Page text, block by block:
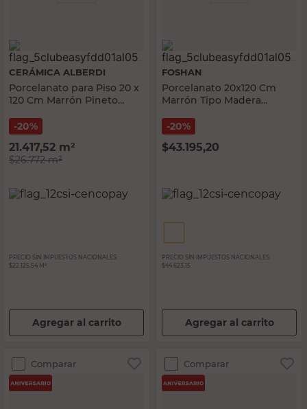
CERÁMICA ALBERDI
Porcelanato para Piso 20 x
120 Cm Marrón Pineto
20%
21.417,52 m²
$26.772m²
PRECIO SIN IMPUESTOS NACIONALES:
$22.125,54 M²
Agregar al carrito
FOSHAN
Porcelanato 20x120 Cm
Marrón Tipo Madera
20%
$43.195,20
PRECIO SIN IMPUESTOS NACIONALES:
$44.623,15
Agregar al carrito
Comparar Comparar